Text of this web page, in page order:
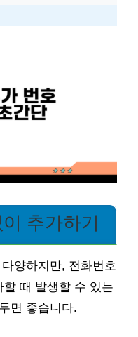
추가하기
양하지만, 전화번호
때 발생할 수 있는
면 좋습니다.